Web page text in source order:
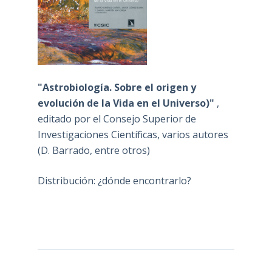
"Astrobiología. Sobre el origen y
evolución de la Vida en el Universo)" ,
editado por el Consejo Superior de
Investigaciones Científicas, varios autores
(D. Barrado, entre otros)
Distribución: ¿dónde encontrarlo?